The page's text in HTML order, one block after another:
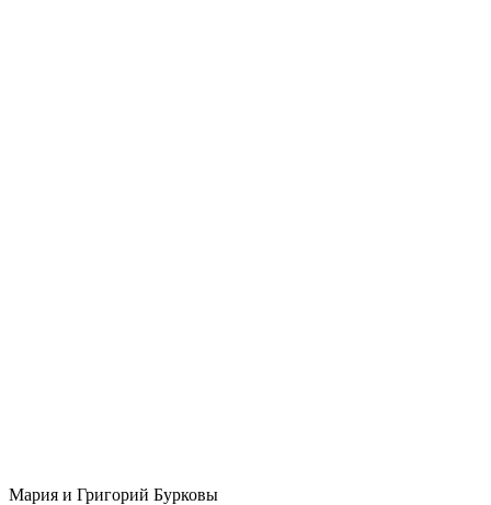
Мария и Григорий Бурковы